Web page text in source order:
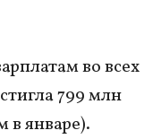
во всех
799 млн
в январе).